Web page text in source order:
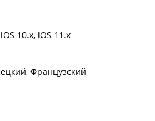
10.x, iOS 11.x
Французский